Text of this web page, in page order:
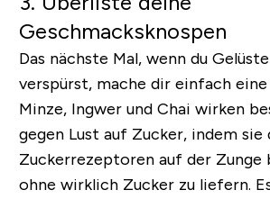
Geschmacksknospen
Das nächste Mal, wenn du
verspürst, mache dir einfach eine
Minze, Ingwer und Chai wirken
gegen Lust auf Zucker, indem sie
Zuckerrezeptoren auf der Zunge
ohne wirklich Zucker zu liefern.